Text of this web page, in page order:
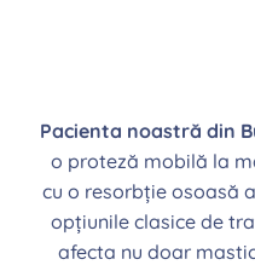
Pacienta noastră din
o proteză mobilă la
cu o resorbție osoasă
opțiunile clasice de
afecta nu doar